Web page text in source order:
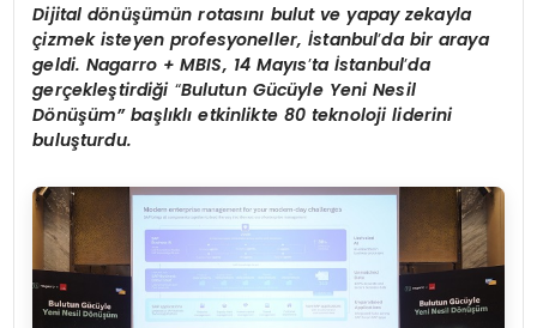
Dijital dönüşümün rotasını bulut ve yapay zekayla
çizmek isteyen profesyoneller, İstanbul’da bir araya
geldi.Nagarro + MBIS, 14 Mayıs’ta İstanbul’da
gerçekleştirdiği “Bulutun Gücüyle Yeni Nesil
Dönüşüm” başlıklı etkinlikte 80 teknoloji liderini
buluşturdu.